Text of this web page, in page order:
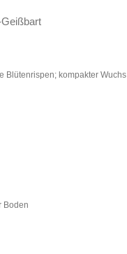
Blütenrispen; kompakter Wuchs
Boden